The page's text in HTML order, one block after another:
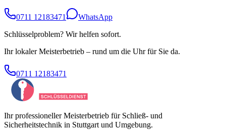
0711 12183471
WhatsApp
Schlüsselproblem? Wir helfen sofort.
Ihr lokaler Meisterbetrieb – rund um die Uhr für Sie da.
0711 12183471
Ihr professioneller Meisterbetrieb für Schließ- und
Sicherheitstechnik in Stuttgart und Umgebung.